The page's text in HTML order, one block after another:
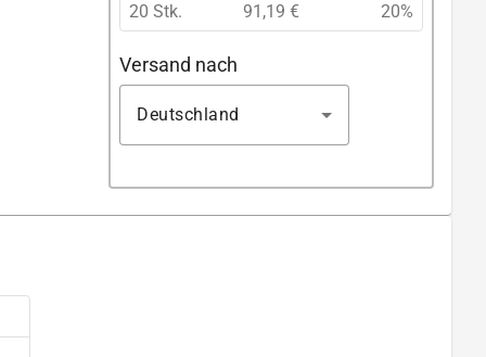
20 Stk.
91,19 € 20%
Versand nach
Deutschland